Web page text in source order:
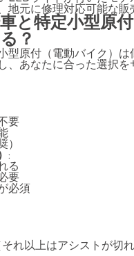
地元に修理対応可能な
と特定小型原
？
型原付（電動バイク）は
、あなたに合った選択を
要
）
:
る
要
必須
れ以上はアシストが切れ